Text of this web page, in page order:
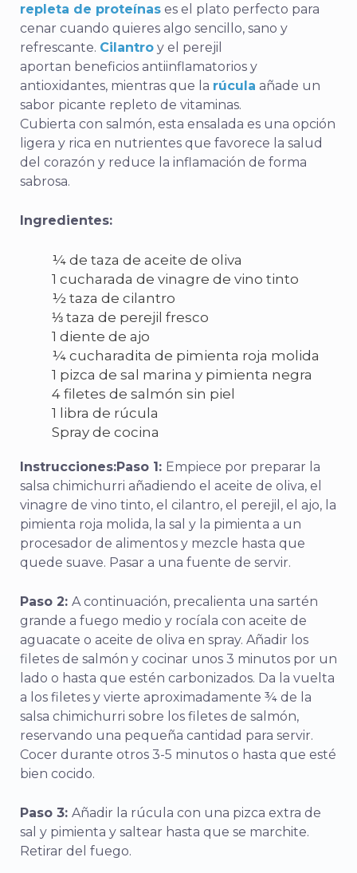
repleta de proteínas es el plato perfecto para
cenar cuando quieres algo sencillo, sano y
refrescante. Cilantro y el perejil
aportan beneficios antiinflamatorios y
antioxidantes, mientras que la rúcula añade un
sabor picante repleto de vitaminas.
Cubierta con salmón, esta ensalada es una opción
ligera y rica en nutrientes que favorece la salud
del corazón y reduce la inflamación de forma
sabrosa.
Ingredientes:
¼ de taza de aceite de oliva
1 cucharada de vinagre de vino tinto
½ taza de cilantro
⅓ taza de perejil fresco
1 diente de ajo
¼ cucharadita de pimienta roja molida
1 pizca de sal marina y pimienta negra
4 filetes de salmón sin piel
1 libra de rúcula
Spray de cocina
Instrucciones:Paso 1: Empiece por preparar la
salsa chimichurri añadiendo el aceite de oliva, el
vinagre de vino tinto, el cilantro, el perejil, el ajo, la
pimienta roja molida, la sal y la pimienta a un
procesador de alimentos y mezcle hasta que
quede suave. Pasar a una fuente de servir.
Paso 2: A continuación, precalienta una sartén
grande a fuego medio y rocíala con aceite de
aguacate o aceite de oliva en spray. Añadir los
filetes de salmón y cocinar unos 3 minutos por un
lado o hasta que estén carbonizados. Da la vuelta
a los filetes y vierte aproximadamente ¾ de la
salsa chimichurri sobre los filetes de salmón,
reservando una pequeña cantidad para servir.
Cocer durante otros 3-5 minutos o hasta que esté
bien cocido.
Paso 3: Añadir la rúcula con una pizca extra de
sal y pimienta y saltear hasta que se marchite.
Retirar del fuego.